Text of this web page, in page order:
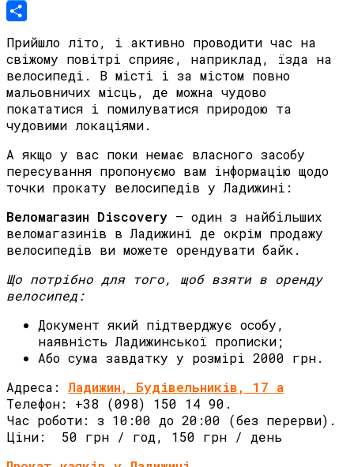
Telegram
Прийшло літо, і активно проводити час на
свіжому повітрі сприяє, наприклад, їзда на
велосипеді. В місті і за містом повно
мальовничих місць, де можна чудово
покататися і помилуватися природою та
чудовими локаціями.
А якщо у вас поки немає власного засобу
пересування пропонуємо вам інформацію щодо
точки прокату велосипедів у Ладижині:
Веломагазин Discovery – один з найбільших
веломагазинів в Ладижині де окрім продажу
велосипедів ви можете орендувати байк.
Що потрібно для того, щоб взяти в оренду
велосипед:
Документ який підтверджує особу,
наявність Ладижинської прописки;
Або сума завдатку у розмірі 2000 грн.
Адреса: Ладижин, Будівельників, 17 а
Телефон: +38 (098) 150 14 90.
Час роботи: з 10:00 до 20:00 (без перерви).
Ціни: 50 грн / год, 150 грн / день